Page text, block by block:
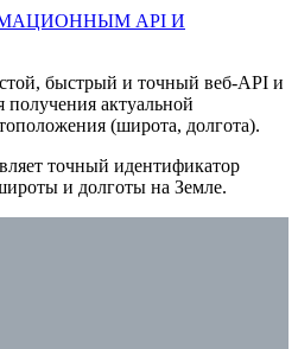
API И
быстрый и точный веб-API и
актуальной
(широта, долгота).
точный идентификатор
и долготы на Земле.